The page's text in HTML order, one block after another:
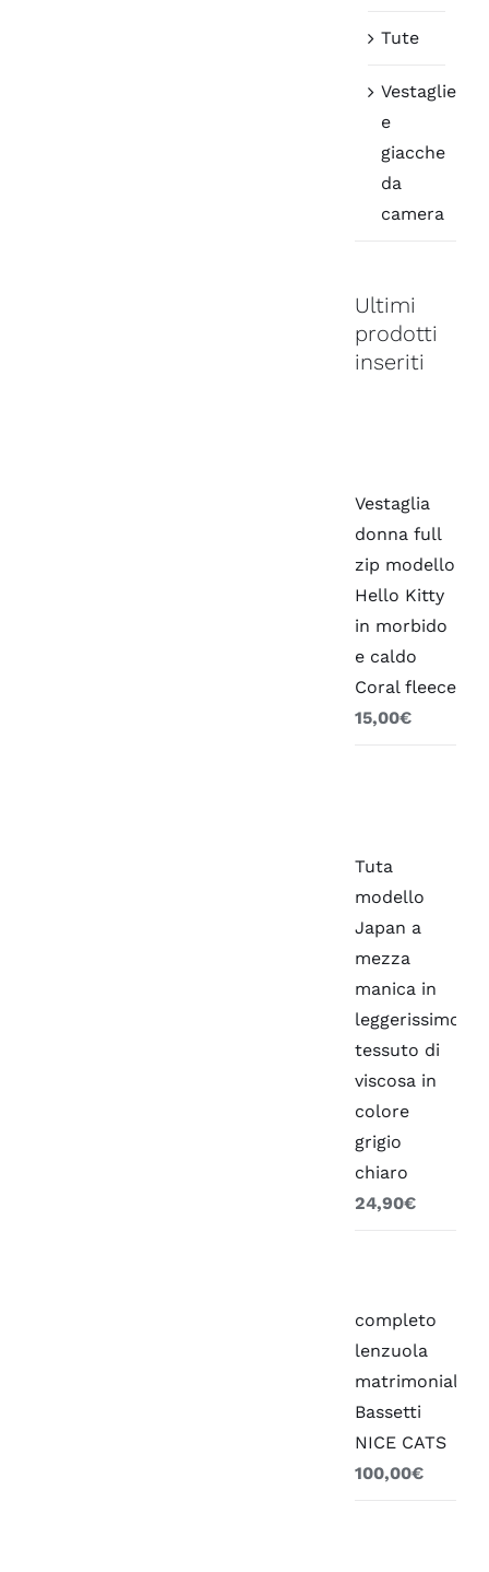
Tute
Vestaglie
e
giacche
da
camera
Ultimi
prodotti
inseriti
Vestaglia
donna full
zip modello
Hello Kitty
in morbido
e caldo
Coral fleece
15,00€
Tuta
modello
Japan a
mezza
manica in
leggerissimo
tessuto di
viscosa in
colore
grigio
chiaro
24,90€
completo
lenzuola
matrimoniale
Bassetti
NICE CATS
100,00€